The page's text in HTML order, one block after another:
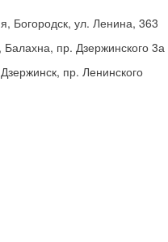
Богородск, ул. Ленина, 363
Балахна, пр. Дзержинского 3а
пр. Ленинского